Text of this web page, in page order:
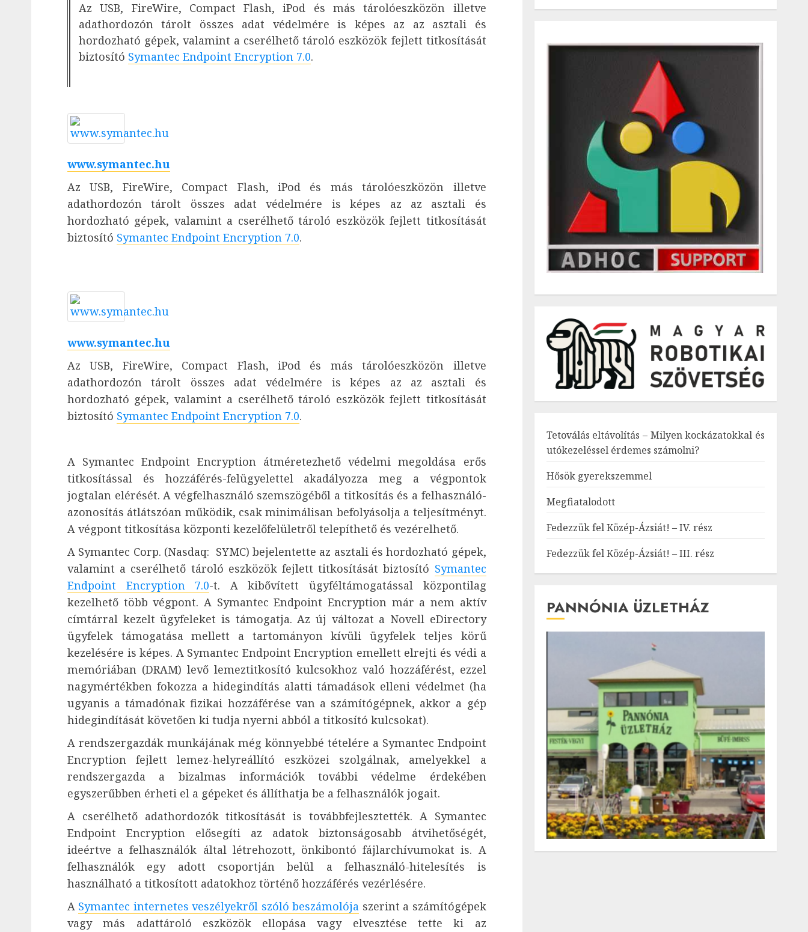
Az USB, FireWire, Compact Flash, iPod és más tárolóeszközön illetve
adathordozón tárolt összes adat védelmére is képes az az asztali és
hordozható gépek, valamint a cserélhető tároló eszközök fejlett titkosítását
biztosító Symantec Endpoint Encryption 7.0.
www.symantec.hu
Az USB, FireWire, Compact Flash, iPod és más tárolóeszközön illetve
adathordozón tárolt összes adat védelmére is képes az az asztali és
hordozható gépek, valamint a cserélhető tároló eszközök fejlett titkosítását
biztosító Symantec Endpoint Encryption 7.0.
www.symantec.hu
Az USB, FireWire, Compact Flash, iPod és más tárolóeszközön illetve
adathordozón tárolt összes adat védelmére is képes az az asztali és
hordozható gépek, valamint a cserélhető tároló eszközök fejlett titkosítását
biztosító Symantec Endpoint Encryption 7.0.
A Symantec Endpoint Encryption átméretezhető védelmi megoldása erős
titkosítással és hozzáférés-felügyelettel akadályozza meg a végpontok
jogtalan elérését. A végfelhasználó szemszögéből a titkosítás és a felhasználó-
azonosítás átlátszóan működik, csak minimálisan befolyásolja a teljesítményt.
A végpont titkosítása központi kezelőfelületről telepíthető és vezérelhető.
A Symantec Corp. (Nasdaq: SYMC) bejelentette az asztali és hordozható gépek,
valamint a cserélhető tároló eszközök fejlett titkosítását biztosító Symantec
Endpoint Encryption 7.0-t.
A kibővített ügyféltámogatással központilag
kezelhető több végpont. A Symantec Endpoint Encryption már a nem aktív
címtárral kezelt ügyfeleket is támogatja. Az új változat a Novell eDirectory
ügyfelek támogatása mellett a tartományon kívüli ügyfelek teljes körű
kezelésére is képes. A Symantec Endpoint Encryption emellett elrejti és védi a
memóriában (DRAM) levő lemeztitkosító kulcsokhoz való hozzáférést, ezzel
nagymértékben fokozza a hidegindítás alatti támadások elleni védelmet (ha
ugyanis a támadónak fizikai hozzáférése van a számítógépnek, akkor a gép
hidegindítását követően ki tudja nyerni abból a titkosító kulcsokat).
A rendszergazdák munkájának még könnyebbé tételére a Symantec Endpoint
Encryption fejlett lemez-helyreállító eszközei szolgálnak, amelyekkel a
rendszergazda a bizalmas információk további védelme érdekében
egyszerűbben érheti el a gépeket és állíthatja be a felhasználók jogait.
A cserélhető adathordozók titkosítását is továbbfejlesztették. A Symantec
Endpoint Encryption elősegíti az adatok biztonságosabb átvihetőségét,
ideértve a felhasználók által létrehozott, önkibontó fájlarchívumokat is. A
felhasználók egy adott csoportján belül a felhasználó-hitelesítés is
használható a titkosított adatokhoz történő hozzáférés vezérlésére.
A Symantec internetes veszélyekről szóló beszámolója szerint a számítógépek
vagy más adattároló eszközök ellopása vagy elvesztése tette ki az
Tetoválás eltávolítás – Milyen kockázatokkal és
utókezeléssel érdemes számolni?
Hősök gyerekszemmel
Megfiatalodott
Fedezzük fel Közép-Ázsiát! – IV. rész
Fedezzük fel Közép-Ázsiát! – III. rész
PANNÓNIA ÜZLETHÁZ